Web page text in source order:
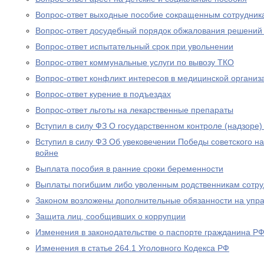
Вопрос-ответ выходные пособие сокращенным
Вопрос-ответ досудебный порядок обжалования
Вопрос-ответ испытательный срок при увольнении
Вопрос-ответ коммунальные услуги по вывозу ТКО
Вопрос-ответ конфликт интересов в медицинской
Вопрос-ответ курение в подъездах
Вопрос-ответ льготы на лекарственные препараты
Вступил в силу ФЗ О государственном контроле
Вступил в силу ФЗ Об увековечении Победы советского
войне
Выплата пособия в ранние сроки беременности
Выплаты погибшим либо уволенным родственникам
Законом возложены дополнительные обязанности на
Защита лиц, сообщивших о коррупции
Изменения в законодательстве о паспорте гражданина РФ
Изменения в статье 264.1 Уголовного Кодекса РФ